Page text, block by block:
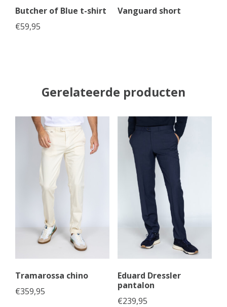
Butcher of Blue t-shirt
€59,95
Vanguard short
Gerelateerde producten
Tramarossa chino
€359,95
Eduard Dressler
pantalon
€239,95